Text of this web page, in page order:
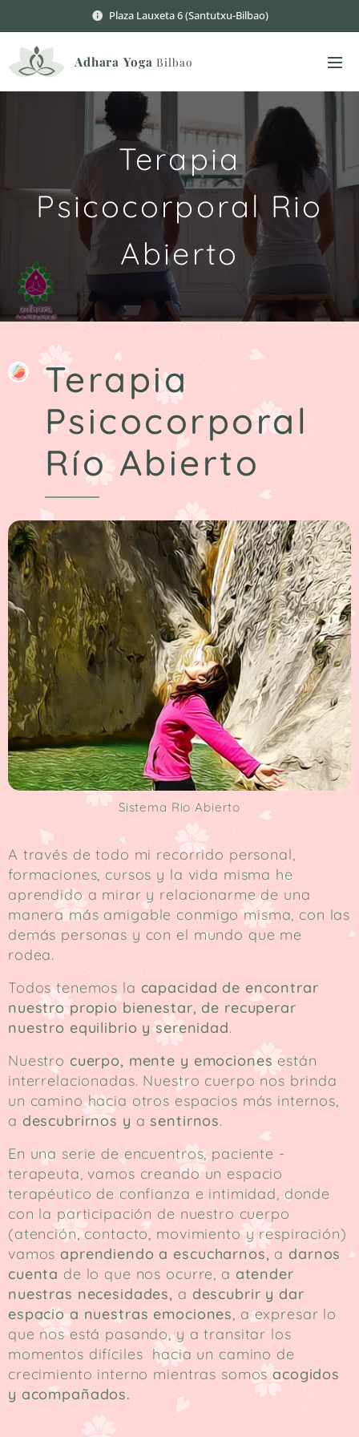
Plaza Lauxeta 6 (Santutxu-Bilbao)
Adhara Yoga Bilbao
Terapia
Psicocorporal Rio
Abierto
Terapia
Psicocorporal
Río Abierto
Sistema Rio Abierto
A través de todo mi recorrido personal,
formaciones, cursos y la vida misma he
aprendido a mirar y relacionarme de una
manera más amigable conmigo misma, con las
demás personas y con el mundo que me
rodea.
Todos tenemos la capacidad de encontrar
nuestro propio bienestar, de recuperar
nuestro equilibrio y serenidad.
Nuestro cuerpo, mente y emocionesestán
interrelacionadas. Nuestro cuerpo nos brinda
un camino hacia otros espacios más internos,
a descubrirnos y asentirnos.
En una serie de encuentros, paciente -
terapeuta, vamos creando un espacio
terapéutico de confianza e intimidad, donde
con la participación de nuestro cuerpo
(atención, contacto, movimiento y respiración)
vamosaprendiendo a escucharnos, a darnos
cuenta de lo que nos ocurre, a atender
nuestras necesidades, a descubrir y dar
espacio a nuestras emociones, a expresar lo
que nos está pasando, y a transitar los
momentos difíciles hacia un camino de
crecimiento interno mientras somosacogidos
y acompañados.